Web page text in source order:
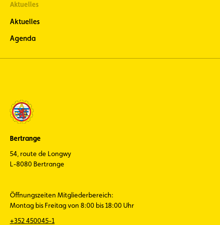
Aktuelles
Aktuelles
Agenda
Bertrange
54, route de Longwy
L-8080 Bertrange
Öffnungszeiten Mitgliederbereich:
Montag bis Freitag von 8:00 bis 18:00 Uhr
+352 450045-1